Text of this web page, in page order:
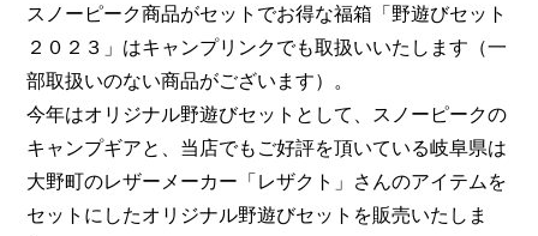
スノーピーク商品がセットでお得な福箱「野遊びセット
２０２３」はキャンプリンクでも取扱いいたします（一
部取扱いのない商品がございます）。
今年はオリジナル野遊びセットとして、スノーピークの
キャンプギアと、当店でもご好評を頂いている岐阜県は
大野町のレザーメーカー「レザクト」さんのアイテムを
セットにしたオリジナル野遊びセットを販売いたしま